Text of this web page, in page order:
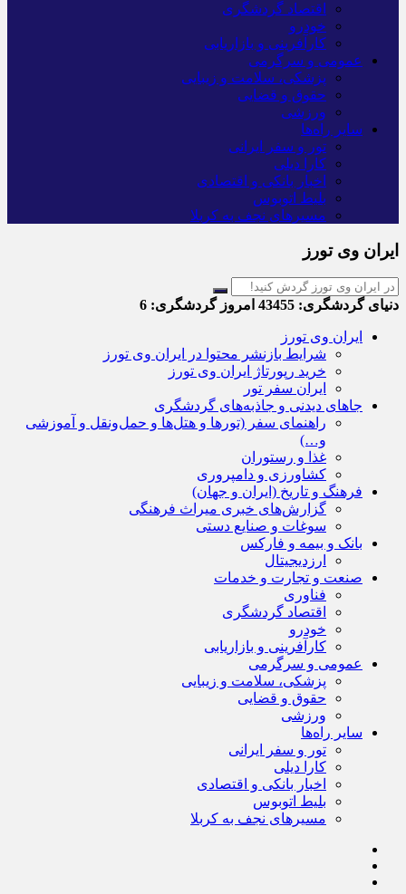
اقتصاد گردشگری
خودرو
کارآفرینی و بازاریابی
عمومی و سرگرمی
پزشکی، سلامت و زیبایی
حقوق و قضایی
ورزشی
سایر راه‌ها
تور و سفر ایرانی
کارا دیلی
اخبار بانکی و اقتصادی
بلیط اتوبوس
مسیرهای نجف به کربلا
ایران وی تورز
دنیای گردشگری: امروز گردشگری:
ایران وی تورز
شرایط بازنشر محتوا در ایران وی تورز
خرید رپورتاژ ایران وی تورز
ایران سفر تور
جاهای دیدنی و جاذبه‌های گردشگری
راهنمای سفر (تورها و هتل‌ها و حمل‌و‌نقل و آموزشی
و…)
غذا و رستوران
کشاورزی و دامپروری
فرهنگ و تاریخ (ایران و جهان)
گزارش‌های خبری میراث فرهنگی
سوغات و صنایع دستی
بانک و بیمه و فارکس
ارزدیجیتال
صنعت و تجارت و خدمات
فناوری
اقتصاد گردشگری
خودرو
کارآفرینی و بازاریابی
عمومی و سرگرمی
پزشکی، سلامت و زیبایی
حقوق و قضایی
ورزشی
سایر راه‌ها
تور و سفر ایرانی
کارا دیلی
اخبار بانکی و اقتصادی
بلیط اتوبوس
مسیرهای نجف به کربلا